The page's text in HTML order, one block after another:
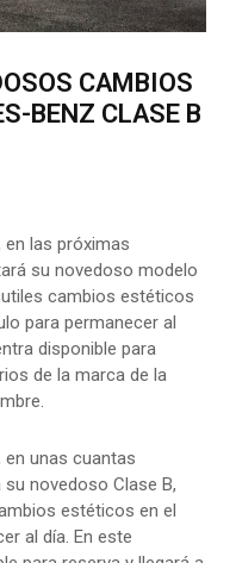
CAMBIOS
BENZ CLASE B
en las próximas
su novedoso modelo
cambios estéticos
para permanecer al
disponible para
de la marca de la
en unas cuantas
novedoso Clase B,
estéticos en el
al día. En este